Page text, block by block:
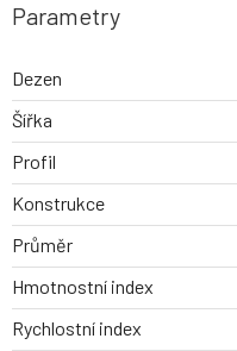
Parametry
Dezen
Šířka
Profil
Konstrukce
Průměr
Hmotnostní index
Rychlostní index